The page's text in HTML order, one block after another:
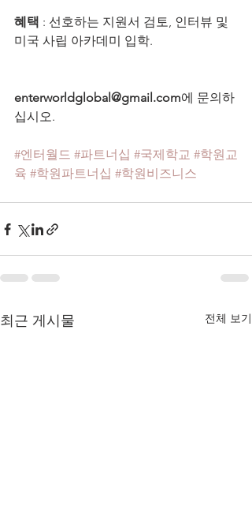
혜택 : 선호하는 지원서 검토, 인터뷰 및
미국 사립 아카데미 입학.
enterworldglobal@gmail.com에 문의하
십시오.
#엔터월드 #파트너십 #국제학교 #학원교
육 #학원파트너십 #학원비즈니스
최근 게시물 전체 보기